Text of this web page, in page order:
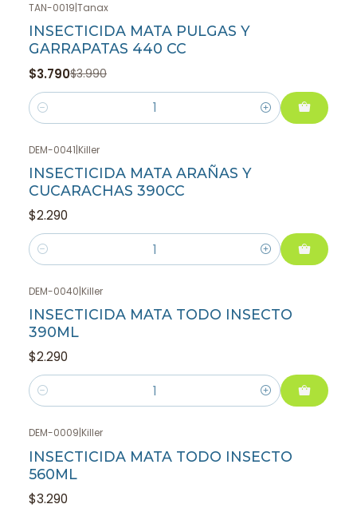
-5%OFF
TAN-0019|Tanax
INSECTICIDA MATA PULGAS Y
GARRAPATAS 440 CC
$3.790$3.990
Cantidad
DEM-0041|Killer
INSECTICIDA MATA ARAÑAS Y
CUCARACHAS 390CC
$2.290
Cantidad
DEM-0040|Killer
INSECTICIDA MATA TODO INSECTO
390ML
$2.290
Cantidad
DEM-0009|Killer
INSECTICIDA MATA TODO INSECTO
560ML
$3.290